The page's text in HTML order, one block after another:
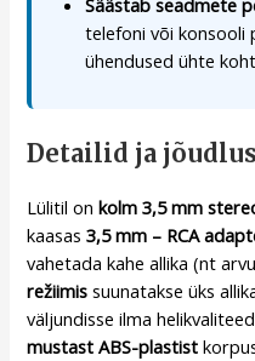
Säästab seadmete
telefoni või konsooli
ühendused ühte
Detailid ja jõudlus
Lülitil onkolm 3,5 mm
kaasas3,5 mm – RCA
vahetada kahe allika (nt
režiimis suunatakse üks
väljundisse ilma
mustast ABS-plastist